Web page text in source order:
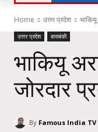
Home उत्तर प्रदेश
उत्तर प्रदेश बाराबंकी
भाकियू
जोरदार
By Famous India TV